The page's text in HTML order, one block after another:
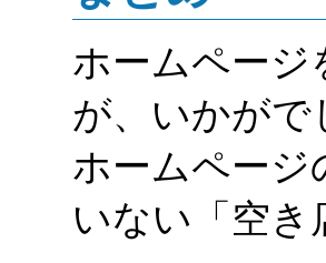
ホームページ
が、いかがで
ホームページ
いない「空き